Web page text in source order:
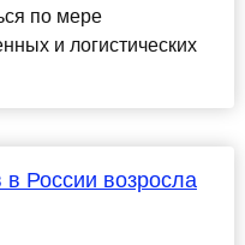
по мере
и логистических
в России возросла